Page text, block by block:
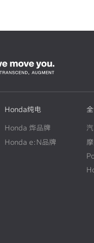
Honda纯电
Honda 烨品牌
Honda e:N品牌